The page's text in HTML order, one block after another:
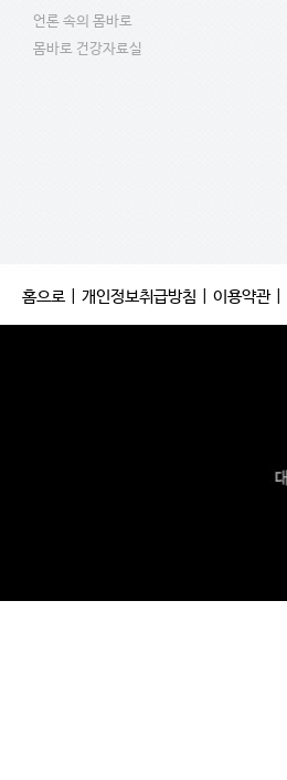
언론 속의 몸바로
몸바로 건강자료실
홈으로 개인정보취급방침 이용약관|